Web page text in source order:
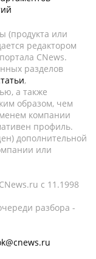
(продукта или
редактором
CNews.
разделов
,
а также
образом, чем
компании
профиль.
дополнительной
или
c 11.1998
разбора -